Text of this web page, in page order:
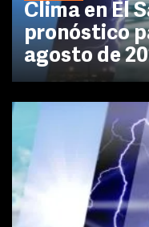
Clima en El
pronóstico
agosto de